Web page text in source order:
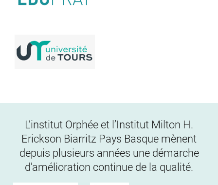
L’institut Orphée et l’Institut Milton H.
Erickson Biarritz Pays Basque mènent
depuis plusieurs années une démarche
d'amélioration continue de la qualité.